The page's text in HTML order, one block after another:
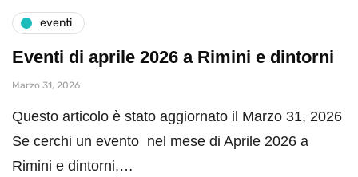
eventi
Eventi di aprile 2026 a Rimini e dintorni
Marzo 31, 2026
Questo articolo è stato aggiornato il Marzo 31, 2026
Se cerchi un evento nel mese di Aprile 2026 a
Rimini e dintorni,…